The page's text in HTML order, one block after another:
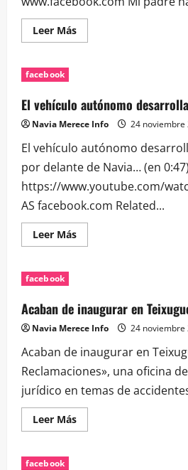
Leer MásLeer
más
alguien
sabe
algo
de
3
facebook
El vehículo autónomo
Navia Merece Info 24 noviembre
El vehículo autónomo
por delante de Navia… (en 0:47)
https://www.youtube.com/
AS facebook.com Related...
Leer MásLeer
más
desarrollado
en
Vigo…
facebook
Acaban de inaugurar en
Navia Merece Info 24 noviembre
Acaban de inaugurar en
Reclamaciones», una oficina
jurídico en temas de
Leer MásLeer
más
facebook